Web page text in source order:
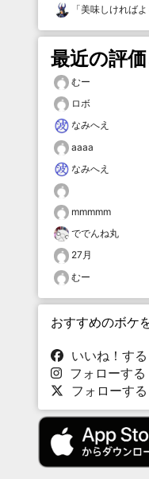
「美味しければよ
最近の評
むー
ロボ
なみへえ
aaaa
なみへえ
mmmmm
ででんね丸
27月
むー
おすすめのボケ
いいね！する
フォローする
フォローする